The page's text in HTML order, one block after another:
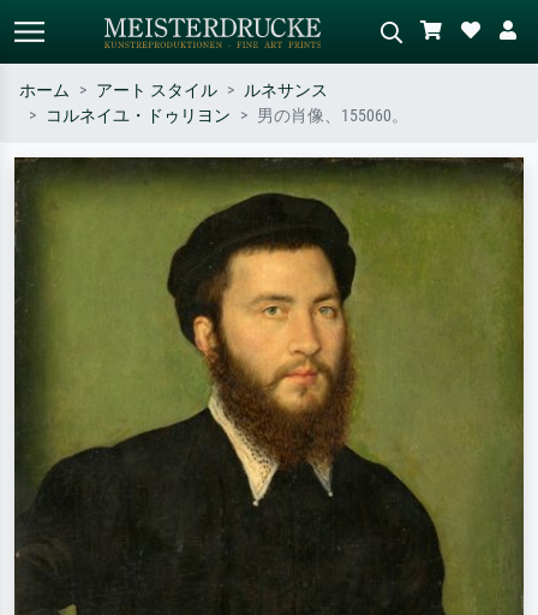
作家名・作品名・スタイルで検索
– 例：モネ、星月夜、印象派、北
斎の波、ヌード。
シーンを説明してください – 例：
緑の草原、赤の多い抽象画、暗い
油絵、木のそばの立ち姿のヌー
ホーム アート スタイル
ルネサンス
コルネイユ・ドゥリヨン
男の肖像、155060。